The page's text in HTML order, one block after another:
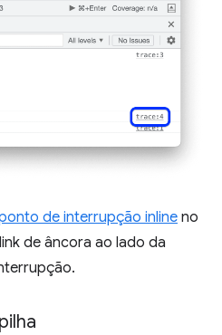
de interrupção inline no
de âncora ao lado da